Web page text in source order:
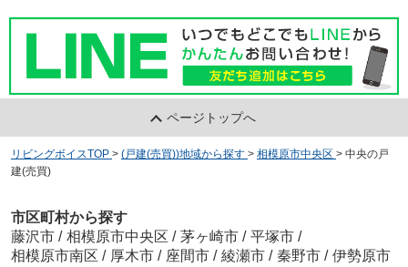
ページトップへ
リビングボイスTOP > (戸建(売買))地域から探す > 相模原市中央区 > 中央の戸
建(売買)
市区町村から探す
藤沢市 / 相模原市中央区 / 茅ヶ崎市 / 平塚市 /
相模原市南区 / 厚木市 / 座間市 / 綾瀬市 / 秦野市 / 伊勢原市